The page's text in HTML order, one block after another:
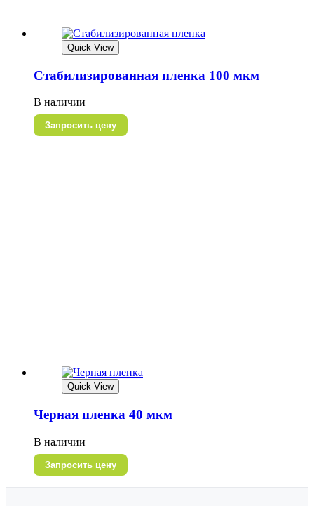
Quick View
Стабилизированная пленка 100 мкм
В наличии
Запросить цену
Quick View
Черная пленка 40 мкм
В наличии
Запросить цену